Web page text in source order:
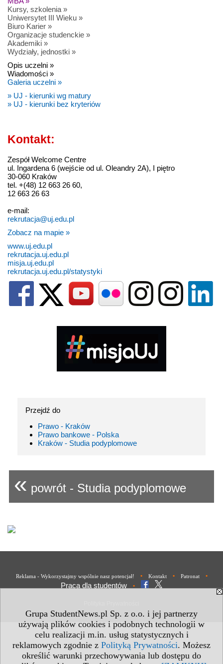
Grupa StudentNews.pl Sp. z o.o. i jej partnerzy
używają plików cookies i podobnych technologii w
celu realizacji m.in. usług statystycznych i
reklamowych zgodnie z Polityką Prywatności. Możesz
określić warunki przechowywania lub dostępu do
Kursy, szkolenia »
Uniwersytet III Wieku »
Biuro Karier »
Organizacje studenckie »
Akademiki »
Wydziały, jednostki »
Opis uczelni »
Wiadomości »
Galeria uczelni »
» UJ - kierunki wg matury
» UJ - kierunki bez kryteriów
Kontakt:
Zespół Welcome Centre
ul. Ingardena 6 (wejście od ul. Oleandry 2A), I piętro
30-060 Kraków
tel. +(48) 12 663 26 60,
12 663 26 63
e-mail:
rekrutacja@uj.edu.pl
Zobacz na mapie »
www.uj.edu.pl
rekrutacja.uj.edu.pl
misja.uj.edu.pl
rekrutacja.uj.edu.pl/statystyki
Przejdź do
Prawo - Kraków
Prawo bankowe - Polska
Kraków - Studia podyplomowe
« powrót - Studia podyplomowe
Reklama - Wykorzystajmy wspólnie nasz potencjał! • Kontakt • Patronat •
Praca dla studentów •